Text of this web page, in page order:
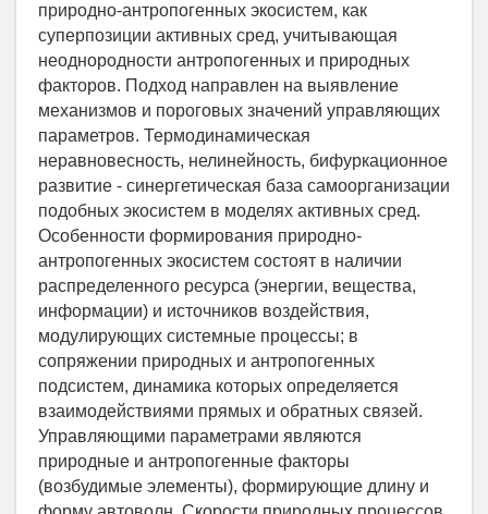
природно-антропогенных экосистем, как
суперпозиции активных сред, учитывающая
неоднородности антропогенных и природных
факторов. Подход направлен на выявление
механизмов и пороговых значений управляющих
параметров. Термодинамическая
неравновесность, нелинейность, бифуркационное
развитие - синергетическая база самоорганизации
подобных экосистем в моделях активных сред.
Особенности формирования природно-
антропогенных экосистем состоят в наличии
распределенного ресурса (энергии, вещества,
информации) и источников воздействия,
модулирующих системные процессы; в
сопряжении природных и антропогенных
подсистем, динамика которых определяется
взаимодействиями прямых и обратных связей.
Управляющими параметрами являются
природные и антропогенные факторы
(возбудимые элементы), формирующие длину и